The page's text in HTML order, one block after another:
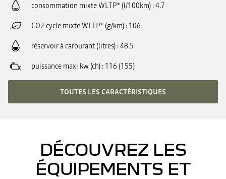
consommation mixte WLTP* (l/100km) 4.7
CO2 cycle mixte WLTP* (g/km) 106
réservoir à carburant (litres) 48.5
puissance maxi kw (ch) 116 (155)
TOUTES LES CARACTÉRISTIQUES
DÉCOUVREZ LES
ÉQUIPEMENTS ET